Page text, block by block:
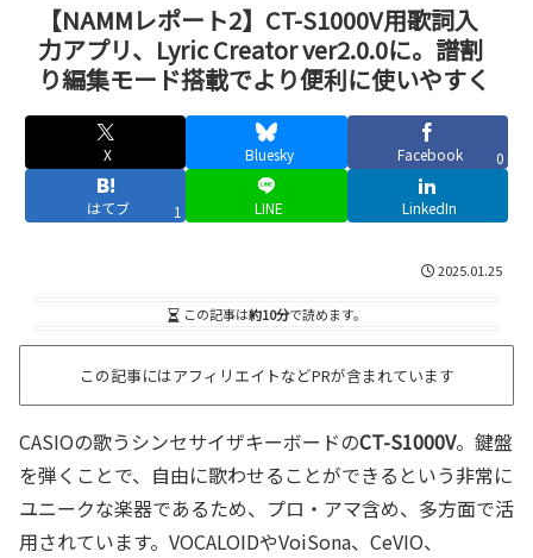
【NAMMレポート2】CT-S1000V用歌詞入
力アプリ、Lyric Creator ver2.0.0に。譜割
り編集モード搭載でより便利に使いやすく
X Bluesky Facebook 0
はてブ 1 LINE LinkedIn
2025.01.25
この記事は約10分で読めます。
この記事にはアフィリエイトなどPRが含まれています
CASIOの歌うシンセサイザキーボードのCT-S1000V。鍵盤
を弾くことで、自由に歌わせることができるという非常に
ユニークな楽器であるため、プロ・アマ含め、多方面で活
用されています。VOCALOIDやVoiSona、CeVIO、